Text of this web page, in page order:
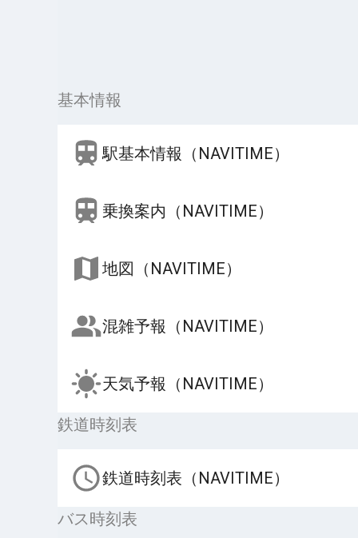
基本情報
駅基本情報（NAVITIME）
乗換案内（NAVITIME）
地図（NAVITIME）
混雑予報（NAVITIME）
天気予報（NAVITIME）
鉄道時刻表
鉄道時刻表（NAVITIME）
バス時刻表